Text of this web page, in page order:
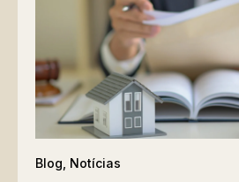
Blog Notícias